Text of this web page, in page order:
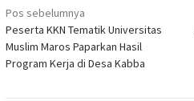
Navigasi
pos
Pos sebelumnya
Peserta KKN Tematik Universitas
Muslim Maros Paparkan Hasil
Program Kerja di Desa Kabba